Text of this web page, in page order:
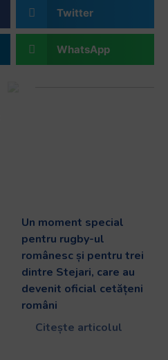
Twitter
WhatsApp
Un moment special
pentru rugby-ul
românesc și pentru trei
dintre Stejari, care au
devenit oficial cetățeni
români
Citește articolul